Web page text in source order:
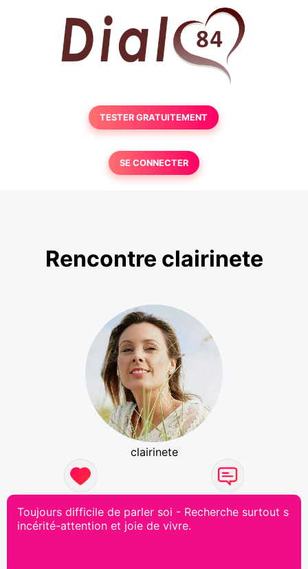
TESTER GRATUITEMENT
SE CONNECTER
Rencontre clairinete
clairinete
Toujours difficile de parler soi - Recherche surtout s
incérité-attention et joie de vivre.